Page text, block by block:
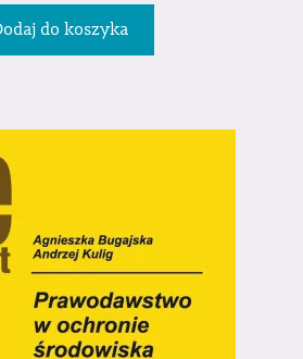
do koszyka